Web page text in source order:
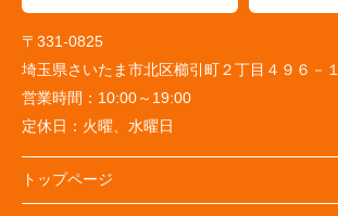
〒331-0825
埼玉県さいたま市北区櫛引町２丁目４９６－１
営業時間： 10:00～19:00
定休日： 火曜、水曜日
トップページ